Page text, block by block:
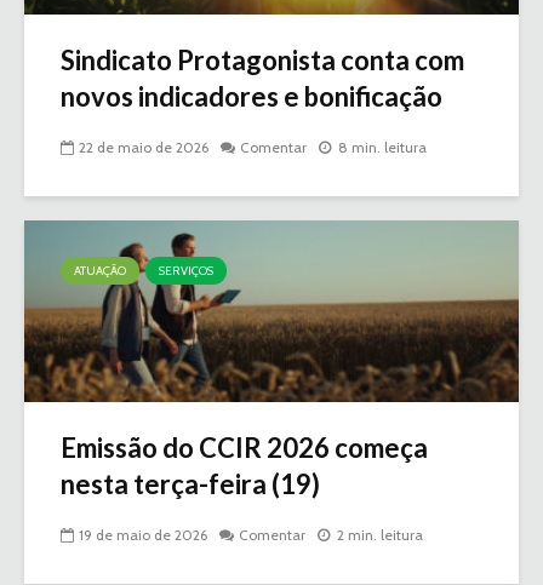
Sindicato Protagonista conta com
novos indicadores e bonificação
22 de maio de 2026 Comentar 8 min. leitura
ATUAÇÃO SERVIÇOS
Emissão do CCIR 2026 começa
nesta terça-feira (19)
19 de maio de 2026 Comentar 2 min. leitura